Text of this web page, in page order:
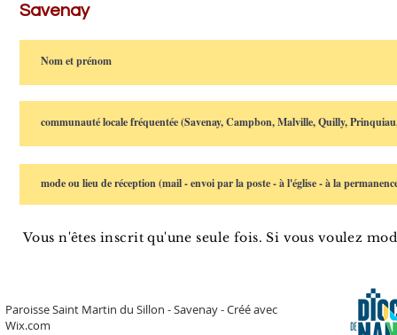
Savenay
Vous n'êtes inscrit qu'une seule fois. Si vous voulez
Paroisse Saint Martin du Sillon - Savenay - Créé avec
Wix.com